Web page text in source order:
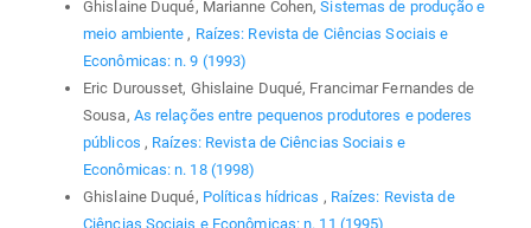
Ghislaine Duqué, Marianne Cohen,Sistemas de produção e
meio ambiente , Raízes: Revista de Ciências Sociais e
Econômicas: n. 9 (1993)
Eric Durousset, Ghislaine Duqué, Francimar Fernandes de
Sousa, As relações entre pequenos produtores e poderes
públicos , Raízes: Revista de Ciências Sociais e
Econômicas: n. 18 (1998)
Ghislaine Duqué, Políticas hídricas , Raízes: Revista de
Ciências Sociais e Econômicas: n. 11 (1995)